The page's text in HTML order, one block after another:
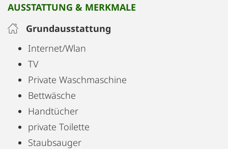
AUSSTATTUNG & MERKMALE
Grundausstattung
Internet/Wlan
TV
Private Waschmaschine
Bettwäsche
Handtücher
private Toilette
Staubsauger